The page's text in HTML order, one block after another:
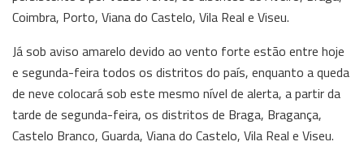
Coimbra, Porto, Viana do Castelo, Vila Real e Viseu.
Já sob aviso amarelo devido ao vento forte estão entre hoje
e segunda-feira todos os distritos do país, enquanto a queda
de neve colocará sob este mesmo nível de alerta, a partir da
tarde de segunda-feira, os distritos de Braga, Bragança,
Castelo Branco, Guarda, Viana do Castelo, Vila Real e Viseu.